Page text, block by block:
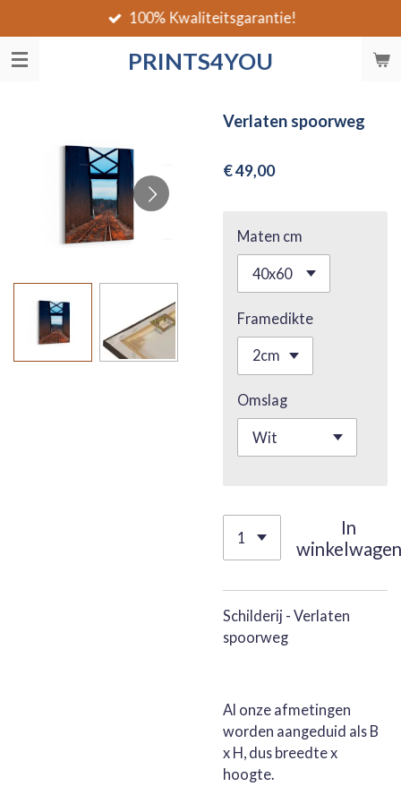
direct
naar
PRINTS4YOU
100% Kwaliteitsgarantie!
Verlaten spoorweg
€ 49,00
Maten cm
Framedikte
Omslag
In
winkelwagen
Schilderij - Verlaten
spoorweg
Al onze afmetingen
worden aangeduid als B
x H, dus breedte x
hoogte.